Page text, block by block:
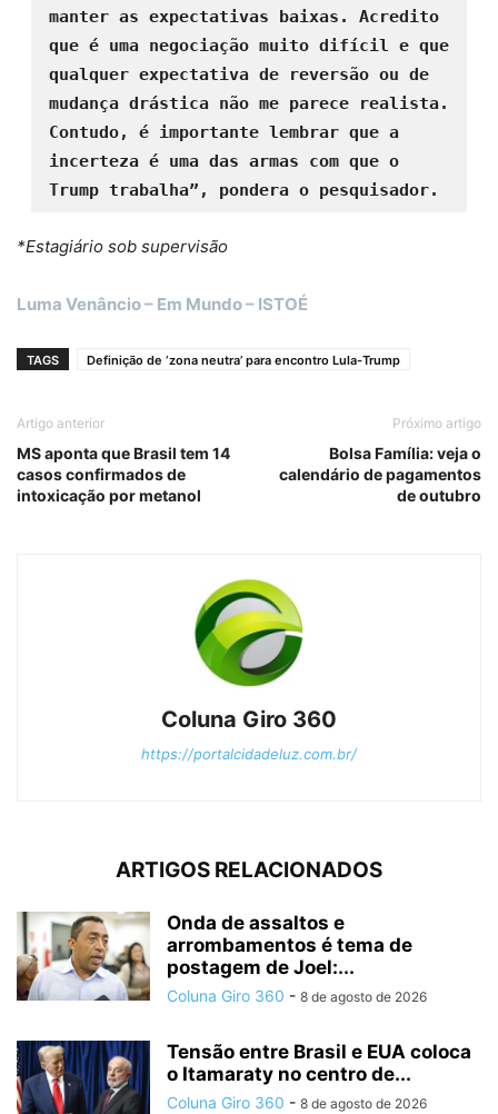
manter as expectativas baixas. Acredito
que é uma negociação muito difícil e que
qualquer expectativa de reversão ou de
mudança drástica não me parece realista.
Contudo, é importante lembrar que a
incerteza é uma das armas com que o
Trump trabalha”, pondera o pesquisador.
*Estagiário sob supervisão
Luma Venâncio – Em Mundo – ISTOÉ
TAGS Definição de ‘zona neutra’ para encontro Lula-Trump
Artigo anterior
MS aponta que Brasil tem 14
casos confirmados de
intoxicação por metanol
Próximo artigo
Bolsa Família: veja o
calendário de pagamentos
de outubro
Coluna Giro 360
https://portalcidadeluz.com.br/
ARTIGOS RELACIONADOS
Onda de assaltos e
arrombamentos é tema de
postagem de Joel:...
Coluna Giro 360 - 8 de agosto de 2026
Tensão entre Brasil e EUA coloca
o Itamaraty no centro de...
Coluna Giro 360 - 8 de agosto de 2026